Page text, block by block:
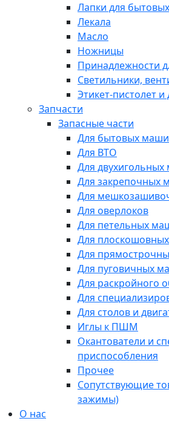
Лапки для
Лекала
Масло
Ножницы
Принадлежности
Светильники,
Этикет-пистолет
Запчасти
Запасные части
Для бытовых
Для ВТО
Для
Для закрепочных
Для
Для оверлоков
Для петельных
Для
Для
Для пуговичных
Для раскройного
Для
Для столов и
Иглы к ПШМ
Окантователи и
приспособления
Прочее
Сопутствующие
зажимы)
О нас